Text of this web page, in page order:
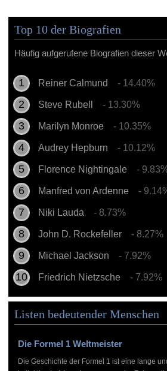
Top 10 der Biografien
Häufig aufgerufene Biografien dieser
Reiner Calmund - 14.40%
Steve Rubell - 13.30%
Marilyn Monroe - 10.35%
Audrey Hepburn - 10.12%
Florence Nightingale -
Manfred von Ardenne -
Niki Lauda - 8.73%
John D. Rockefeller - 8.27%
Michael Jackson - 7.92%
Friedrich Nietzsche - 7.92%
Listen bedeutender Menschen
Die Formel 1 Weltmeister
Die Geschichte der Formel 1 ist eine lange